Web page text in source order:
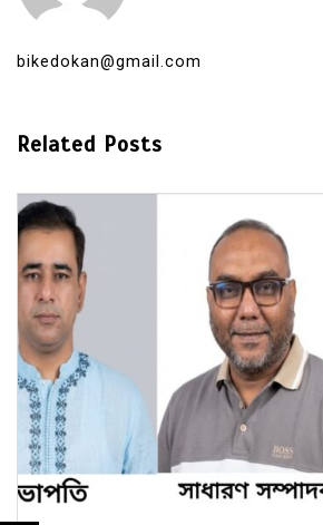
bikedokan@gmail.com
Related Posts